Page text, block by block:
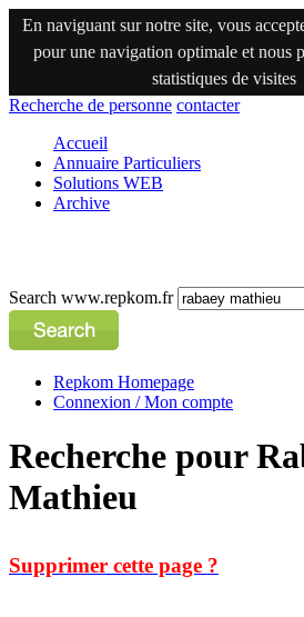
En naviguant sur notre site, vous
pour une navigation optimale et nous
statistiques de visites
Recherche de personne contacter
Accueil
Annuaire Particuliers
Solutions WEB
Archive
Search www.repkom.fr
Repkom Homepage
Connexion / Mon compte
Recherche pour
Mathieu
Supprimer cette page ?